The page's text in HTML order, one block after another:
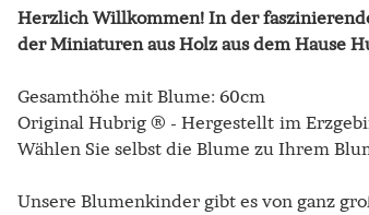
Herzlich Willkommen! In der
der Miniaturen aus Holz aus dem Hause
Gesamthöhe mit Blume: 60cm
Original Hubrig ® - Hergestellt im
Wählen Sie selbst die Blume zu Ihrem
Unsere Blumenkinder gibt es von ganz